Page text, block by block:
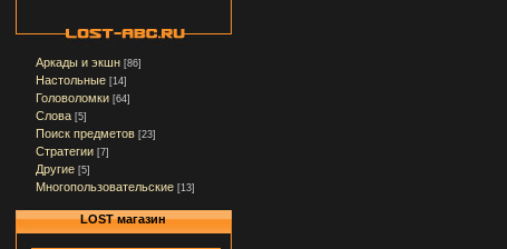
Аркады и экшн [86]
Настольные [14]
Головоломки [64]
Слова [5]
Поиск предметов [23]
Стратегии [7]
Другие [5]
Многопользовательские [13]
LOST магазин